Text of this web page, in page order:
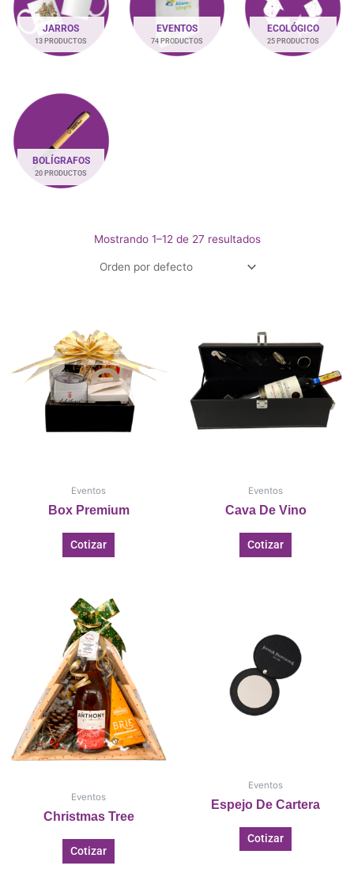
JARROS
13 PRODUCTOS
EVENTOS
74 PRODUCTOS
ECOLÓGICO
25 PRODUCTOS
BOLÍGRAFOS
20 PRODUCTOS
Mostrando 1–12 de 27 resultados
Eventos
Box Premium
Cotizar
Eventos
Cava De Vino
Cotizar
Eventos
Christmas Tree
Cotizar
Eventos
Espejo De Cartera
Cotizar